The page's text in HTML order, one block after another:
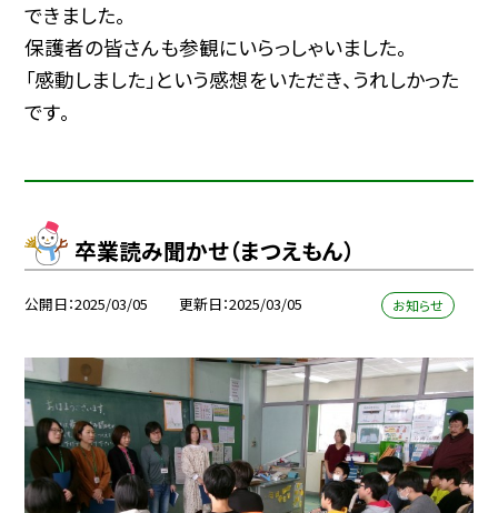
できました。
保護者の皆さんも参観にいらっしゃいました。
「感動しました」という感想をいただき、うれしかった
です。
卒業読み聞かせ（まつえもん）
公開日 2025/03/05 更新日 2025/03/05 お知らせ